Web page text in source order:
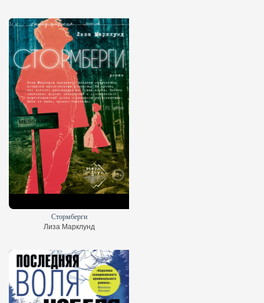
Стормберги
Лиза Марклунд